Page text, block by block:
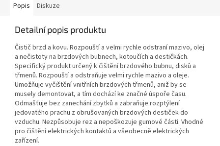
Popis Diskuze
Detailní popis produktu
Čistič brzd a kovu. Rozpouští a velmi rychle odstraní mazivo, olej
a nečistoty na brzdových bubnech, kotoučích a destičkách.
Specifický produkt určený k čištění brzdového bubnu, disků a
třmenů. Rozpouští a odstraňuje velmi rychle mazivo a oleje.
Umožňuje vyčištění vnitřních brzdových třmenů, aniž by se
musely demontovat, a tím dochází ke značné úspoře času.
Odmašťuje bez zanechání zbytků a zabraňuje rozptýlení
jedovatého prachu z obrušovaných brzdových destiček do
vzduchu. Nezpůsobuje rez a nepoškozuje gumové části. Vhodné
pro čištění elektrických kontaktů a všeobecně elektrických
zařízení.